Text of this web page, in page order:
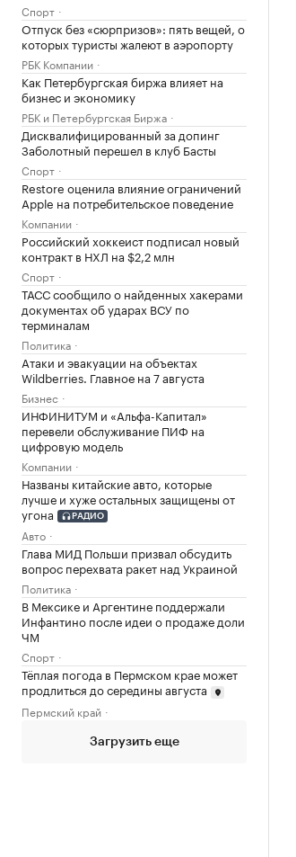
Спорт
Отпуск без «сюрпризов»: пять вещей, о
которых туристы жалеют в аэропорту
РБК Компании
Как Петербургская биржа влияет на
бизнес и экономику
РБК и Петербургская Биржа
Дисквалифицированный за допинг
Заболотный перешел в клуб Басты
Спорт
Restore оценила влияние ограничений
Apple на потребительское поведение
Компании
Российский хоккеист подписал новый
контракт в НХЛ на $2,2 млн
Спорт
ТАСС сообщило о найденных хакерами
документах об ударах ВСУ по
терминалам
Политика
Атаки и эвакуации на объектах
Wildberries. Главное на 7 августа
Бизнес
ИНФИНИТУМ и «Альфа-Капитал»
перевели обслуживание ПИФ на
цифровую модель
Компании
Названы китайские авто, которые
лучше и хуже остальных защищены от
угона
РАДИО
Авто
Глава МИД Польши призвал обсудить
вопрос перехвата ракет над Украиной
Политика
В Мексике и Аргентине поддержали
Инфантино после идеи о продаже доли
ЧМ
Спорт
Тёплая погода в Пермском крае может
продлиться до середины августа
Пермский край
Загрузить еще